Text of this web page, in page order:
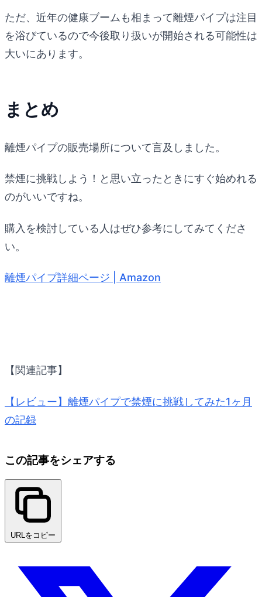
ただ、近年の健康ブームも相まって離煙パイプは注目
を浴びているので今後取り扱いが開始される可能性は
大いにあります。
まとめ
離煙パイプの販売場所について言及しました。
禁煙に挑戦しよう！と思い立ったときにすぐ始めれる
のがいいですね。
購入を検討している人はぜひ参考にしてみてくださ
い。
離煙パイプ詳細ページ | Amazon
【関連記事】
【レビュー】離煙パイプで禁煙に挑戦してみた1ヶ月
の記録
この記事をシェアする
URLをコピー